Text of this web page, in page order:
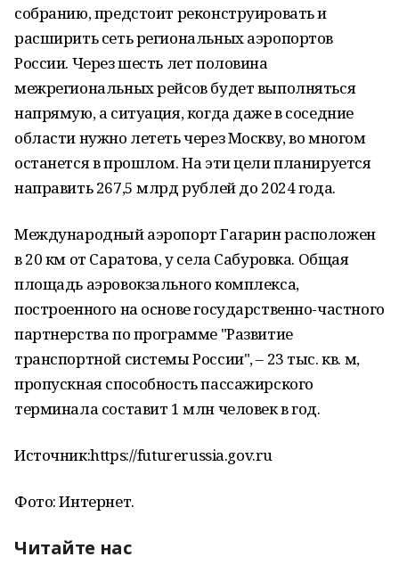
собранию, предстоит реконструировать и
расширить сеть региональных аэропортов
России. Через шесть лет половина
межрегиональных рейсов будет выполняться
напрямую, а ситуация, когда даже в соседние
области нужно лететь через Москву, во многом
останется в прошлом. На эти цели планируется
направить 267,5 млрд рублей до 2024 года.
Международный аэропорт Гагарин расположен
в 20 км от Саратова, у села Сабуровка. Общая
площадь аэровокзального комплекса,
построенного на основе государственно-частного
партнерства по программе "Развитие
транспортной системы России", – 23 тыс. кв. м,
пропускная способность пассажирского
терминала составит 1 млн человек в год.
Источник:https://futurerussia.gov.ru
Фото: Интернет.
Читайте нас